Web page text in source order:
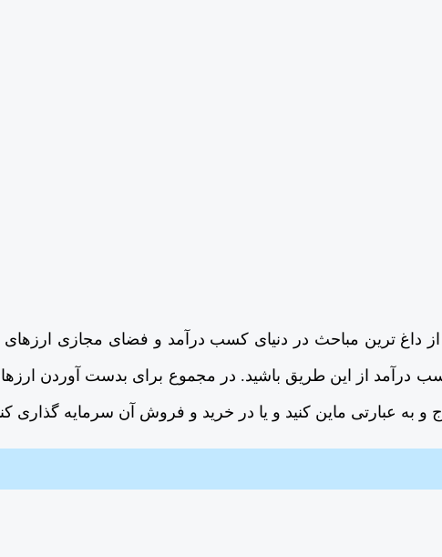
داغ ترین مباحث در دنیای کسب درآمد و فضای مجازی ارزهای
درآمد از این طریق باشید. در مجموع برای بدست آوردن
و به عبارتی ماین کنید و یا در خرید و فروش آن سرمایه گذاری